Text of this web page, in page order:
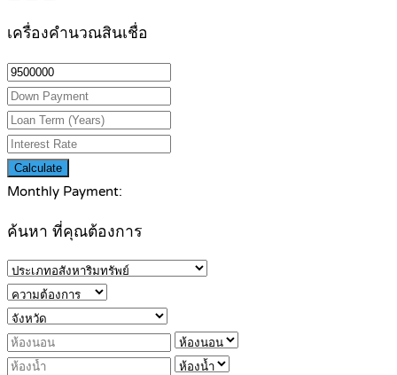
เครื่องคำนวณสินเชื่อ
Calculate
Monthly Payment:
ค้นหา ที่คุณต้องการ